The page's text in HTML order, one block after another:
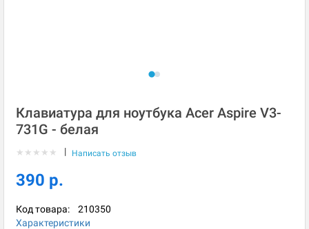
Клавиатура для ноутбука Acer Aspire V3-
731G - белая
★ ★ ★ ★ ★ | Написать отзыв
390 р.
Код товара: 210350
Характеристики